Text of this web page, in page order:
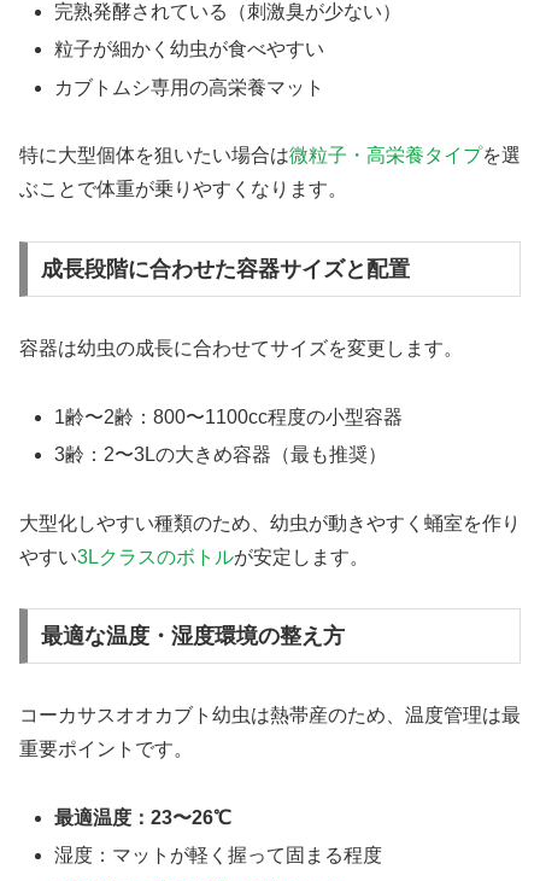
完熟発酵されている（刺激臭が少ない）
粒子が細かく幼虫が食べやすい
カブトムシ専用の高栄養マット
特に大型個体を狙いたい場合は微粒子・高栄養タイプを選
ぶことで体重が乗りやすくなります。
成長段階に合わせた容器サイズと配置
容器は幼虫の成長に合わせてサイズを変更します。
1齢〜2齢：800〜1100cc程度の小型容器
3齢：2〜3Lの大きめ容器（最も推奨）
大型化しやすい種類のため、幼虫が動きやすく蛹室を作り
やすい3Lクラスのボトルが安定します。
最適な温度・湿度環境の整え方
コーカサスオオカブト幼虫は熱帯産のため、温度管理は最
重要ポイントです。
最適温度：23〜26℃
湿度：マットが軽く握って固まる程度